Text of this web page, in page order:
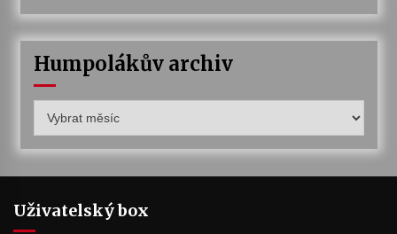
Humpolákův archiv
archiv
Uživatelský box